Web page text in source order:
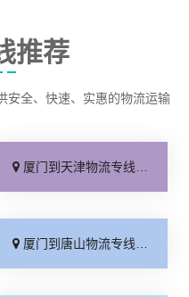
推荐
安全、快速、实惠的物流运输
厦门到天津物流专线_运保时效「高效快运」
厦门到唐山物流专线_全境派送「收费介绍」